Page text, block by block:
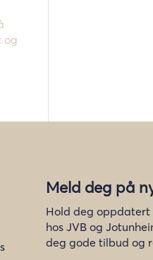
og
Meld deg på
Hold deg oppdatert
hos JVB og
deg gode tilbud og